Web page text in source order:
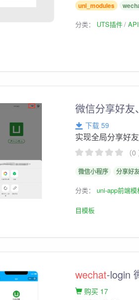
uni_modules
分类： UTS插件
微信分享好
下载 59
实现全局分享好
（
微信小程序 分享好
分类：uni-app前端模
目模板
wechat-login
购买 17